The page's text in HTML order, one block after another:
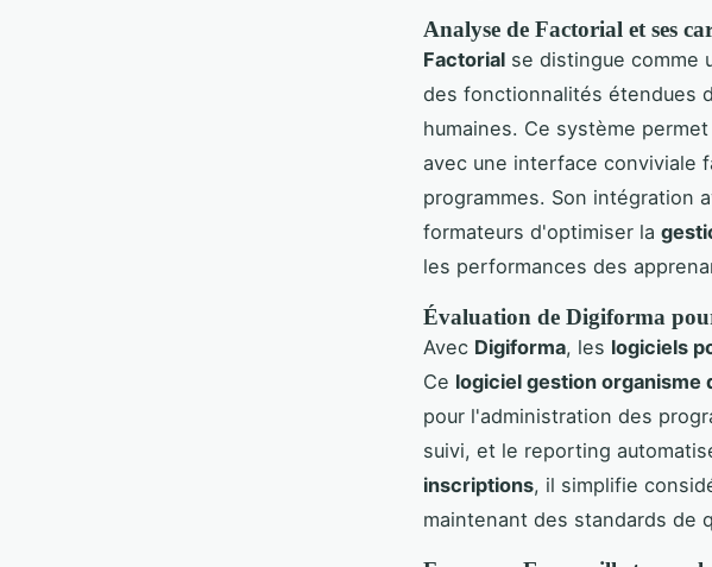
Analyse de Factorial et ses
Factorial se distingue comme
des fonctionnalités étendues
humaines. Ce système permet
avec une interface conviviale
programmes. Son intégration
formateurs d'optimiser la
les performances des
Évaluation de Digiforma
Avec Digiforma, les logiciels
Ce logiciel gestion organisme
pour l'administration des
suivi, et le reporting
inscriptions, il simplifie
maintenant des standards de